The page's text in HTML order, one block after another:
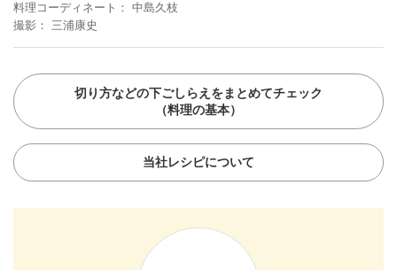
料理コーディネート
中島久枝
撮影
三浦康史
切り方などの下ごしらえをまとめてチェック
（料理の基本）
当社レシピについて